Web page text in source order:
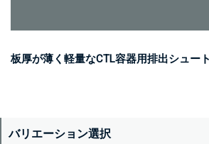
板厚が薄く軽量なCTL容器用排出シュート
バリエーション選択